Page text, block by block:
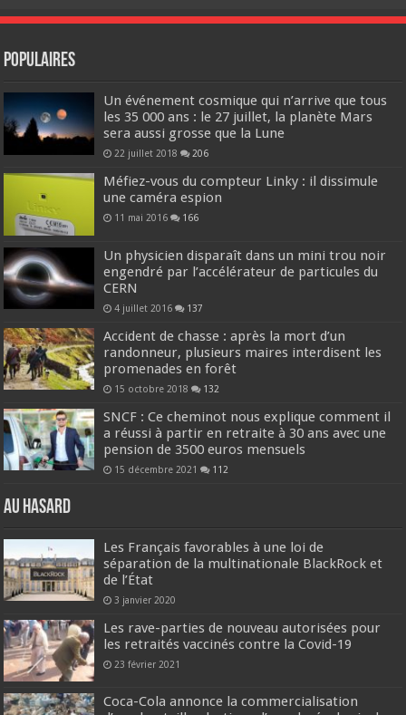
Populaires
Un événement cosmique qui n’arrive que tous
les 35 000 ans : le 27 juillet, la planète Mars
sera aussi grosse que la Lune
22 juillet 2018 206
Méfiez-vous du compteur Linky : il dissimule
une caméra espion
11 mai 2016 166
Un physicien disparaît dans un mini trou noir
engendré par l’accélérateur de particules du
CERN
4 juillet 2016 137
Accident de chasse : après la mort d’un
randonneur, plusieurs maires interdisent les
promenades en forêt
15 octobre 2018 132
SNCF : Ce cheminot nous explique comment il
a réussi à partir en retraite à 30 ans avec une
pension de 3500 euros mensuels
15 décembre 2021 112
Au hasard
Les Français favorables à une loi de
séparation de la multinationale BlackRock et
de l’État
3 janvier 2020
Les rave-parties de nouveau autorisées pour
les retraités vaccinés contre la Covid-19
23 février 2021
Coca-Cola annonce la commercialisation